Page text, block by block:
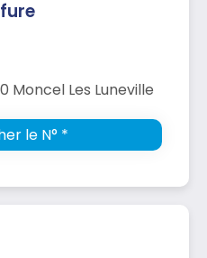
Moncel Les Luneville
le N° *